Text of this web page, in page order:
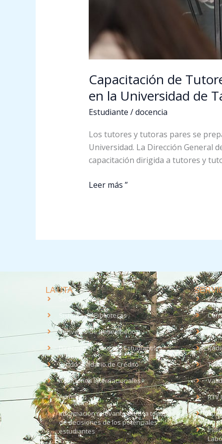
Capacitación de
en la Universidad de
Estudiante /docencia
Los tutores y tutoras pares se
Universidad. La Dirección General
capacitación dirigida a tutores y
Leer más ”
LA UTA
Sede Iquique
Sistema de Bibliotecas
Convenio de Desempeño
Dirección de Asuntos Estudiantiles
Fondo Solidario de Crédito
Relaciones Internacionales
Admisión
Información relevante para la toma
de decisiones de los potenciales
estudiantes
RTV